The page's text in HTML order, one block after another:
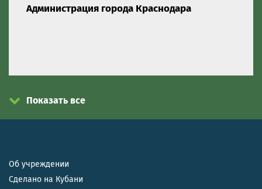
Администрация города Краснодара
Показать все
Об учреждении
Сделано на Кубани